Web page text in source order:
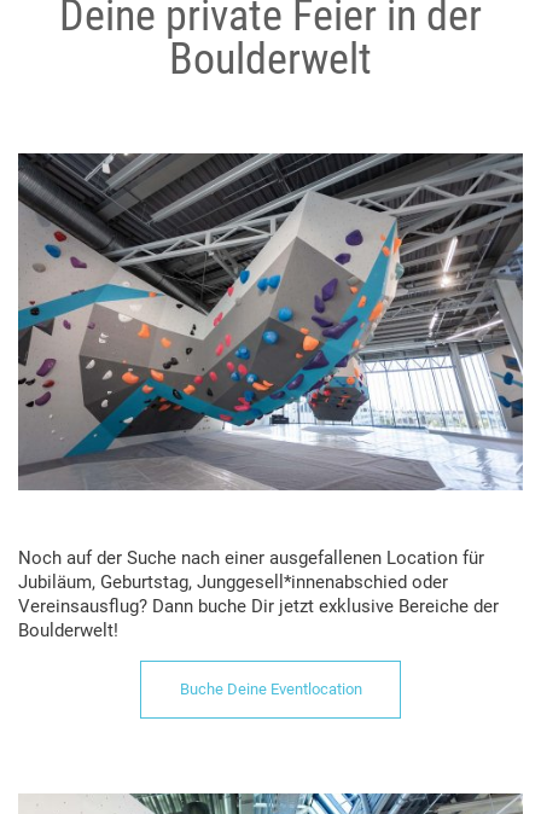
Deine private Feier in der
Boulderwelt
Noch auf der Suche nach einer ausgefallenen Location für
Jubiläum, Geburtstag, Junggesell*innenabschied oder
Vereinsausflug? Dann buche Dir jetzt exklusive Bereiche der
Boulderwelt!
Buche Deine Eventlocation